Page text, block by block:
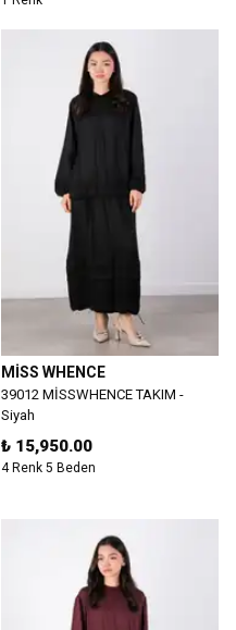
MİSS WHENCE
39012 MİSSWHENCE TAKIM -
Siyah
₺ 15,950.00
4 Renk 5 Beden